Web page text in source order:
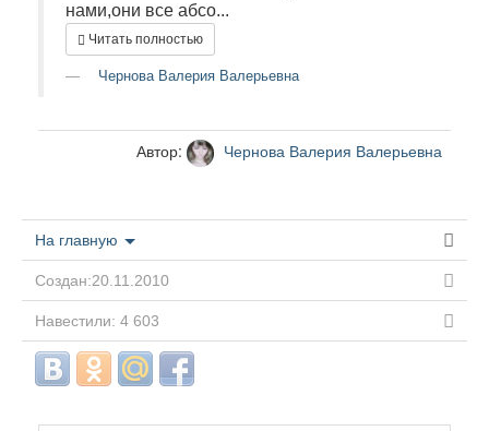
нами,они все абсо...
Читать полностью
Чернова Валерия Валерьевна
Автор: Чернова Валерия Валерьевна
На главную
Создан:20.11.2010
Навестили: 4 603